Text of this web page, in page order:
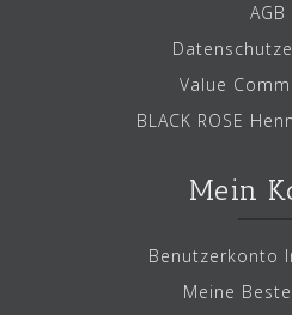
AGB
Value
BLACK ROSE
Mein
Benutzerkonto
Meine